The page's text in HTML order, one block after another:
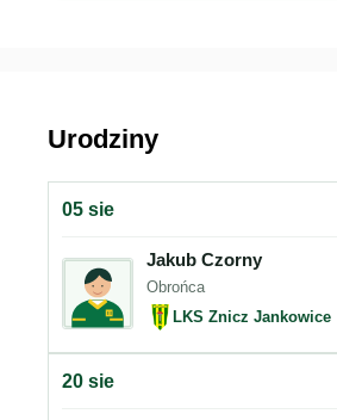
Urodziny
05 sie
Jakub Czorny
Obrońca
LKS Znicz Jankowice
20 sie